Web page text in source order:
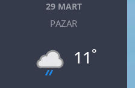
29 MART
PAZAR
11 °